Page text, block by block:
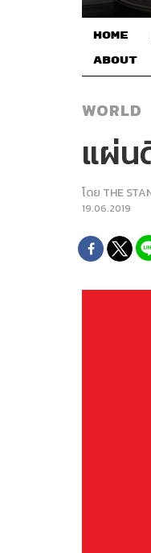
HOME
ABOUT
WORLD
แผ่น
โดย THE
19.06.2019